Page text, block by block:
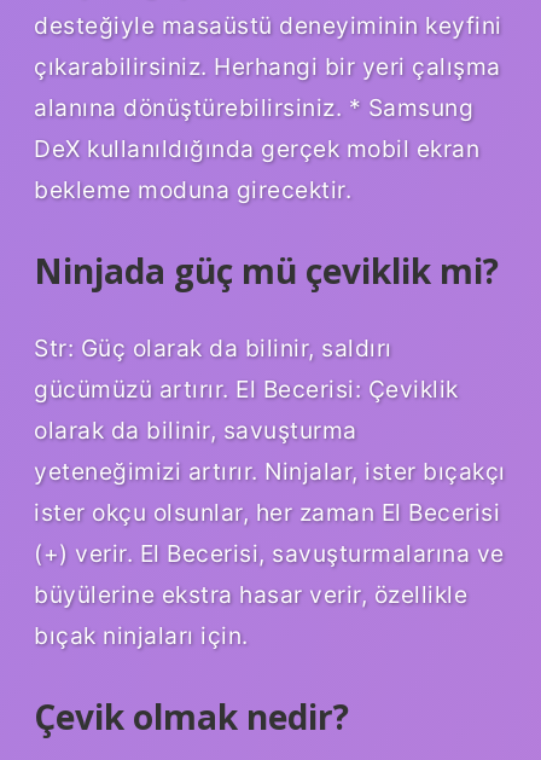
desteğiyle masaüstü deneyiminin keyfini
çıkarabilirsiniz. Herhangi bir yeri çalışma
alanına dönüştürebilirsiniz. * Samsung
DeX kullanıldığında gerçek mobil ekran
bekleme moduna girecektir.
Ninjada güç mü çeviklik mi?
Str: Güç olarak da bilinir, saldırı
gücümüzü artırır. El Becerisi: Çeviklik
olarak da bilinir, savuşturma
yeteneğimizi artırır. Ninjalar, ister bıçakçı
ister okçu olsunlar, her zaman El Becerisi
(+) verir. El Becerisi, savuşturmalarına ve
büyülerine ekstra hasar verir, özellikle
bıçak ninjaları için.
Çevik olmak nedir?